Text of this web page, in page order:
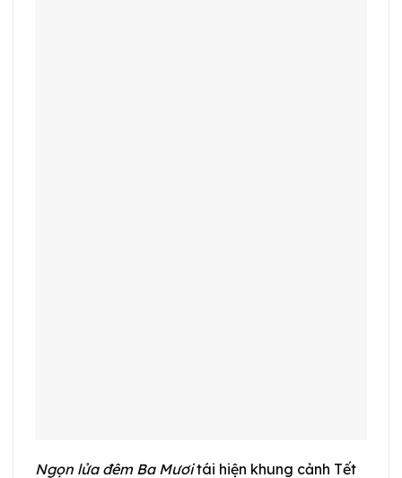
Ngọn lửa đêm Ba Mươitái hiện khung cảnh Tết